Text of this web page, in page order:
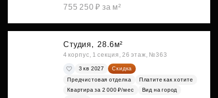
755 250 ₽ за м²
Студия, 28.6м²
4 корпус, 1 секция, 26 этаж, №363
3 кв 2027
Скидка
Предчистовая отделка
Платите как хотите
Квартира за 2 000 ₽/мес
Вид на город